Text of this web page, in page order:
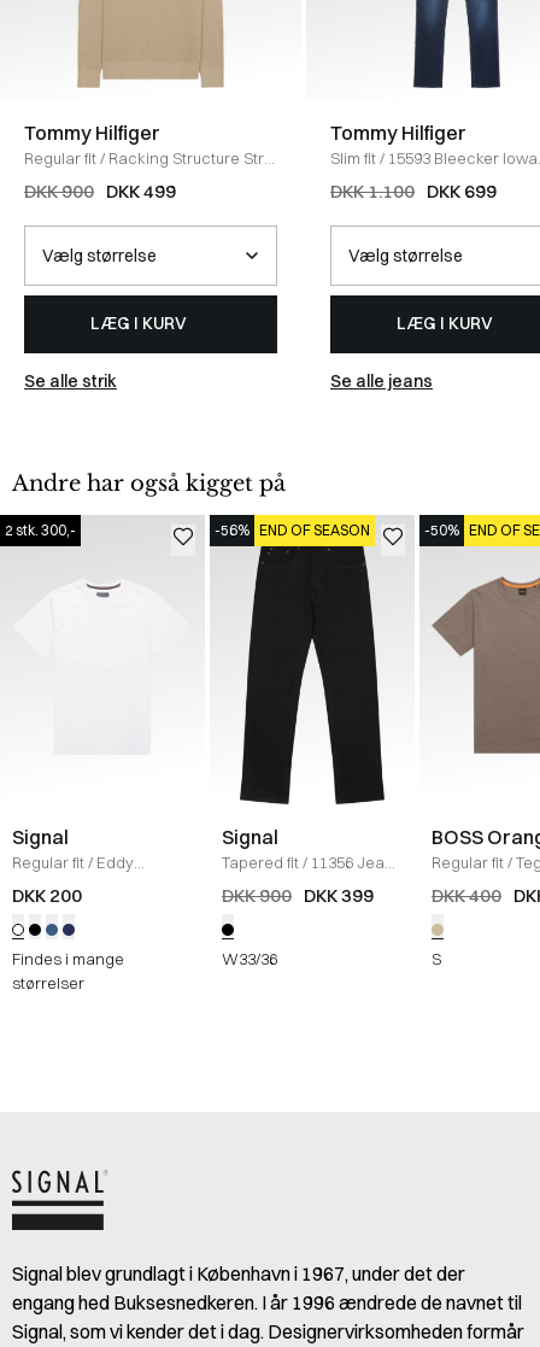
Tommy Hilfiger
Regular fit/ Racking Structure Strik
/SAND
DKK 900 DKK 499
LÆG I KURV
Se alle strik
Tommy Hilfiger
Slim fit/ 15593 Bleecker Iowa
Jeans
DENIM
DKK 1.100 DKK 699
LÆG I KURV
Se alle jeans
Andre har også kigget på
2 stk. 300,-
Signal
Regular fit/ Eddy
Organic T-shirt
DKK 200
Findes i mange
størrelser
-56% END OF SEASON
Signal
Tapered fit/ 11356 Jeans
/SORT
DKK 900 DKK 399
W33/36
-50% END OF
BOSS
Regular fit/
Shirt
KHAKI
DKK 400
S
Signal blev grundlagt i København i 1967, under det der
engang hed Buksesnedkeren. I år 1996 ændrede de navnet til
Signal, som vi kender det i dag. Designervirksomheden formår